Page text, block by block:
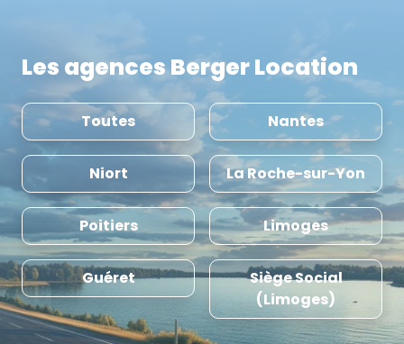
Les agences Berger Location
Toutes Nantes
Niort La Roche-sur-Yon
Poitiers Limoges
Guéret
Siège Social
(Limoges)